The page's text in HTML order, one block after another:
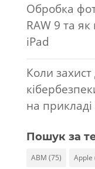
Обробка
RAW 9 та
iPad
Коли захист
на
Пошук за
ABM (75) Apple